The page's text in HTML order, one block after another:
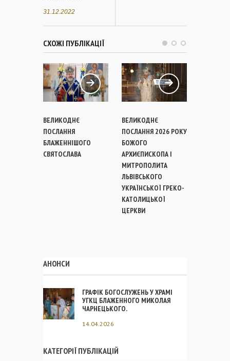
31.12.2022
СХОЖІ ПУБЛІКАЦІЇ
ВЕЛИКОДНЄ
ПОСЛАННЯ
БЛАЖЕННІШОГО
СВЯТОСЛАВА
ВЕЛИКОДНЄ
ПОСЛАННЯ 2026 РОКУ
БОЖОГО
АРХИЄПИСКОПА І
МИТРОПОЛИТА
ЛЬВІВСЬКОГО
УКРАЇНСЬКОЇ ГРЕКО-
КАТОЛИЦЬКОЇ
ЦЕРКВИ
АНОНСИ
ГРАФІК БОГОСЛУЖЕНЬ У ХРАМІ
УГКЦ БЛАЖЕННОГО МИКОЛАЯ
ЧАРНЕЦЬКОГО.
14.04.2026
КАТЕГОРІЇ ПУБЛІКАЦІЙ